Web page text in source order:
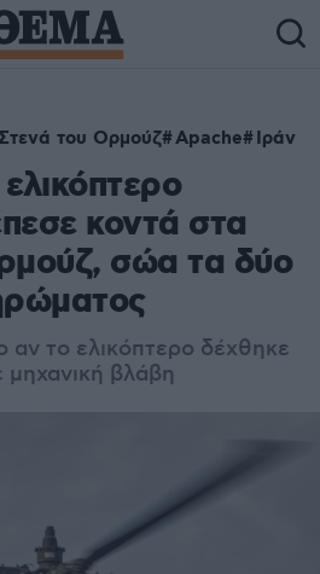
Στενά του Ορμούζ Apache Ιράν
κοντά στα
σώα τα δύο
αν το ελικόπτερο δέχθηκε
βλάβη